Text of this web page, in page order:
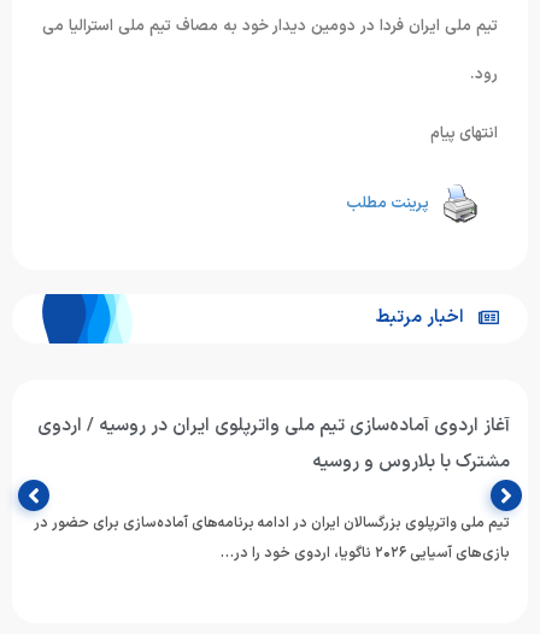
تیم ملی ایران فردا در دومین دیدار خود به مصاف تیم ملی استرالیا می
رود.
انتهای پیام
پرینت مطلب
اخبار مرتبط
تیم ملی واترپلوی جوانان ایران با برتری برابر ازبکستان پنجم آسیا
شد
تیم ملی واترپلوی جوانان ایران در آخرین دیدار خود از دوازدهمین دوره
مسابقات قهرمانی رده‌های سنی ورزش‌های آبی آسیا، با…